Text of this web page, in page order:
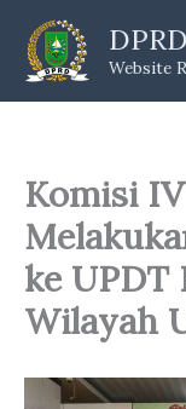
content
Website
Komisi
ke UPDT
Wilayah